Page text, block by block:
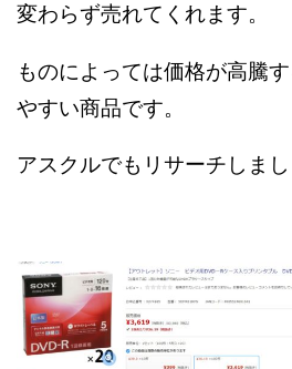
変わらず売れてくれます。
ものによっては価格が高騰
やすい商品です。
アスクルでもリサーチしまし